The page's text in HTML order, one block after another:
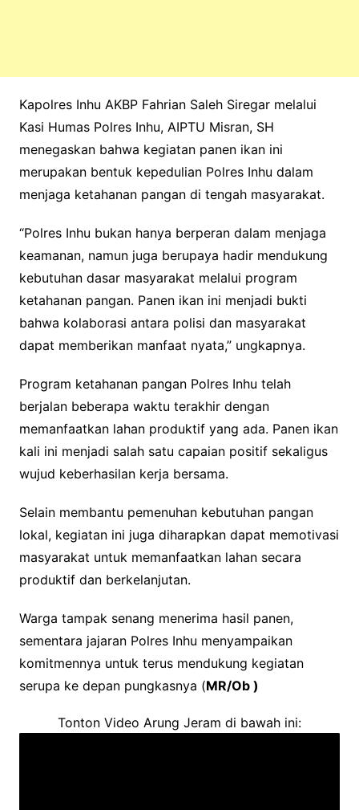
Kapolres Inhu AKBP Fahrian Saleh Siregar melalui
Kasi Humas Polres Inhu, AIPTU Misran, SH
menegaskan bahwa kegiatan panen ikan ini
merupakan bentuk kepedulian Polres Inhu dalam
menjaga ketahanan pangan di tengah masyarakat.
“Polres Inhu bukan hanya berperan dalam menjaga
keamanan, namun juga berupaya hadir mendukung
kebutuhan dasar masyarakat melalui program
ketahanan pangan. Panen ikan ini menjadi bukti
bahwa kolaborasi antara polisi dan masyarakat
dapat memberikan manfaat nyata,” ungkapnya.
Program ketahanan pangan Polres Inhu telah
berjalan beberapa waktu terakhir dengan
memanfaatkan lahan produktif yang ada. Panen ikan
kali ini menjadi salah satu capaian positif sekaligus
wujud keberhasilan kerja bersama.
Selain membantu pemenuhan kebutuhan pangan
lokal, kegiatan ini juga diharapkan dapat memotivasi
masyarakat untuk memanfaatkan lahan secara
produktif dan berkelanjutan.
Warga tampak senang menerima hasil panen,
sementara jajaran Polres Inhu menyampaikan
komitmennya untuk terus mendukung kegiatan
serupa ke depan pungkasnya (MR/Ob )
Tonton Video Arung Jeram di bawah ini: